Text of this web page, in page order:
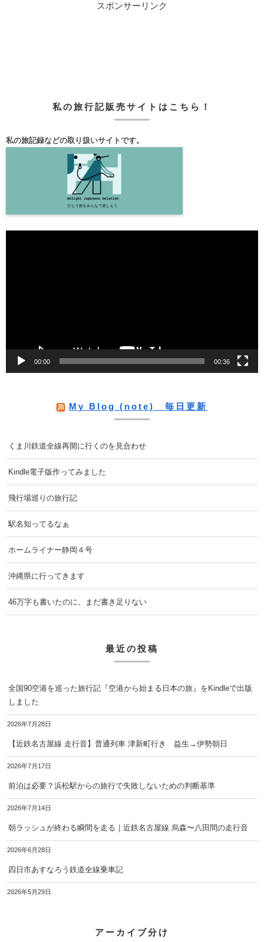
スポンサーリンク
私の旅行記販売サイトはこちら！
私の旅記録などの取り扱いサイトです。
00:00 00:36
My Blog (note) 毎日更新
くま川鉄道全線再開に行くのを見合わせ
Kindle電子版作ってみました
飛行場巡りの旅行記
駅名知ってるなぁ
ホームライナー静岡４号
沖縄県に行ってきます
46万字も書いたのに、まだ書き足りない
最近の投稿
全国90空港を巡った旅行記『空港から始まる日本の旅』をKindleで出版
しました
2026年7月28日
【近鉄名古屋線 走行音】普通列車 津新町行き 益生→伊勢朝日
2026年7月17日
前泊は必要？浜松駅からの旅行で失敗しないための判断基準
2026年7月14日
朝ラッシュが終わる瞬間を走る｜近鉄名古屋線 烏森〜八田間の走行音
2026年6月28日
四日市あすなろう鉄道全線乗車記
2026年5月29日
アーカイブ分け